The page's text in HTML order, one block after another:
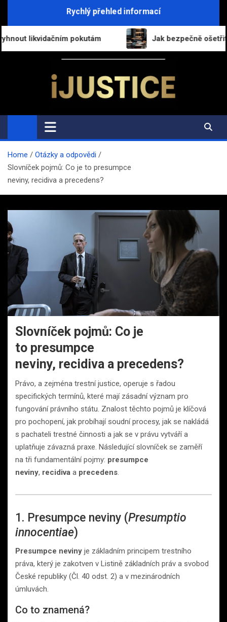
Rychlý přehled informací
Jak bezpečně ošetřit přechod práv a
i-Justice.cz
Právo, legislativa a finance v praxi
Home
Otázky a odpovědi
Slovníček pojmů: Co je to presumpce
neviny, recidiva a precedens?
Slovníček pojmů: Co je
to presumpce
neviny, recidiva a precedens?
Právo, a zejména trestní justice, operuje s řadou
specifických termínů, které mají zásadní význam pro
fungování právního státu. Znalost těchto pojmů je klíčová
pro pochopení, jak probíhají soudní procesy, jak se nakládá
s pachateli trestné činnosti a jak se v právu vytváří a
uplatňuje závazná praxe. Následující slovníček se zaměří
na tři fundamentální pojmy: presumpce
neviny, recidiva a precedens.
1. Presumpce neviny (Presumptio
innocentiae)
Presumpce neviny je základním principem trestního
práva, který je zakotven v Listině základních práv a svobod
České republiky (Čl. 40 odst. 2) a v mezinárodních
úmluvách.
Co to znamená?